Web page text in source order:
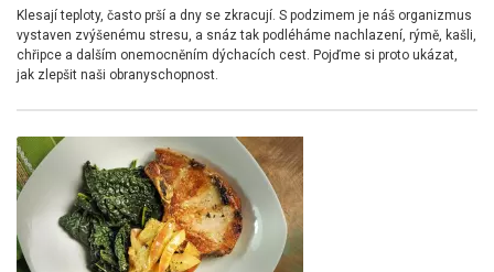
Klesají teploty, často prší a dny se zkracují. S podzimem je náš organizmus
vystaven zvýšenému stresu, a snáz tak podléháme nachlazení, rýmě, kašli,
chřipce a dalším onemocněním dýchacích cest. Pojďme si proto ukázat,
jak zlepšit naši obranyschopnost.